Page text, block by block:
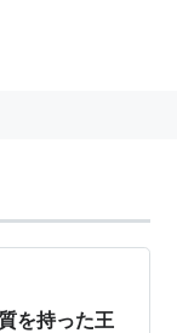
を持った王